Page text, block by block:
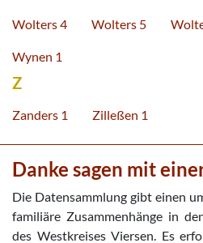
Wolters 4 Wolters 5
Wynen 1
Z
Zanders 1 Zilleßen 1
Danke sagen mit
Die Datensammlung gibt einen
familiäre Zusammenhänge in
des Westkreises Viersen. Es